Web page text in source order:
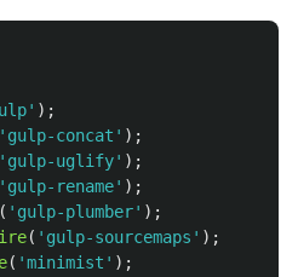
' );
' gulp-concat ' );
' gulp-uglify' );
' gulp-rename' );
( ' gulp-plumber' );
( ' gulp-sourcemaps ' );
( 'minimist ' );